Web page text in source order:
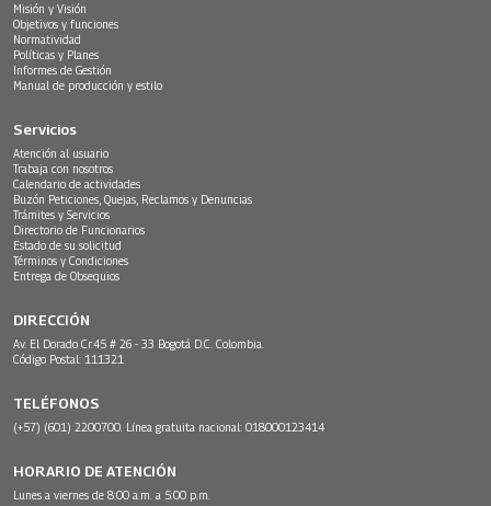
Misión y Visión
Objetivos y funciones
Normatividad
Políticas y Planes
Informes de Gestión
Manual de producción y estilo
Servicios
Atención al usuario
Trabaja con nosotros
Calendario de actividades
Buzón Peticiones, Quejas, Reclamos y Denuncias
Trámites y Servicios
Directorio de Funcionarios
Estado de su solicitud
Términos y Condiciones
Entrega de Obsequios
DIRECCIÓN
Av. El Dorado Cr.45 # 26 - 33 Bogotá D.C. Colombia.
Código Postal: 111321
TELÉFONOS
(+57) (601) 2200700. Línea gratuita nacional: 018000123414
HORARIO DE ATENCIÓN
Lunes a viernes de 8:00 a.m. a 5:00 p.m.